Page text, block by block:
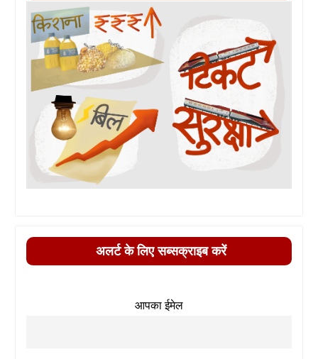
अलर्ट के लिए सब्सक्राइब करें
आपका ईमेल